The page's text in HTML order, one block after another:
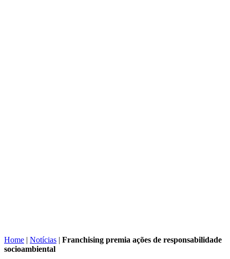
Home | Notícias | Franchising premia ações de responsabilidade
socioambiental